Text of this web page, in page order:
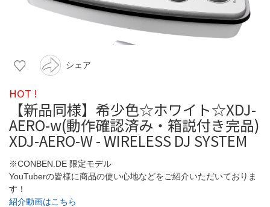
シェア
HOT !
【新品同様】希少色☆ホワイト☆XDJ-
AERO-w(動作確認済み・箱説付き完品)
XDJ-AERO-W - WIRELESS DJ SYSTEM
※CONBEN.DE 限定モデル
YouTuberの皆様に商品の使い心地などをご紹介いただいておりま
す！
紹介動画はこちら